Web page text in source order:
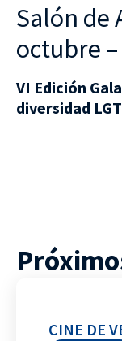
Salón de
octubre
VI Edición
diversidad
CINE DE